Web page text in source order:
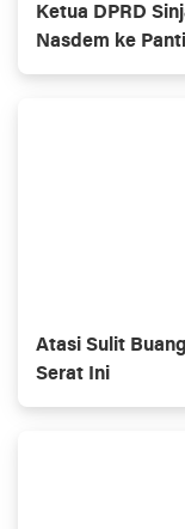
Ketua DPRD
Nasdem ke
Atasi Sulit
Serat Ini